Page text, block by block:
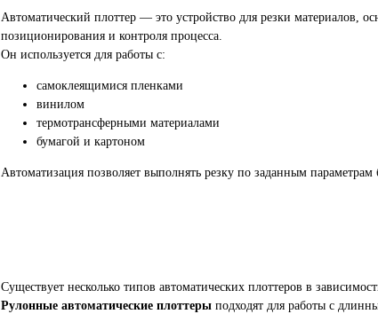
Автоматический плоттер — это устройство для резки материалов,
позиционирования и контроля процесса.
Он используется для работы с:
самоклеящимися пленками
винилом
термотрансферными материалами
бумагой и картоном
Автоматизация позволяет выполнять резку по заданным параметрам
Существует несколько типов автоматических плоттеров в
Рулонные автоматические плоттеры подходят для работы с